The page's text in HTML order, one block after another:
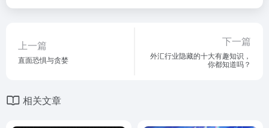
上一篇
直面恐惧与贪婪
下一篇
外汇行业隐藏的十大有趣知识，
你都知道吗？
相关文章